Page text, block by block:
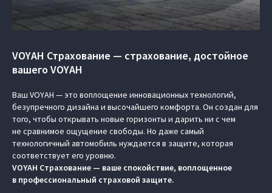
VOYAH Страхование — страхование, достойное
вашего VOYAH
Ваш VOYAH — это воплощение инновационных технологий,
безупречного дизайна и высочайшего комфорта. Он создан для
того, чтобы открывать новые горизонты и дарить ни с чем
не сравнимое ощущение свободы. Но даже самый
технологичный автомобиль нуждается в защите, которая
соответствует его уровню.
VOYAH Страхование — ваше спокойствие, воплощенное
в профессиональный страховой защите.